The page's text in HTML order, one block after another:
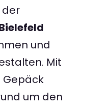
der
und
Mit
Gepäck
um den